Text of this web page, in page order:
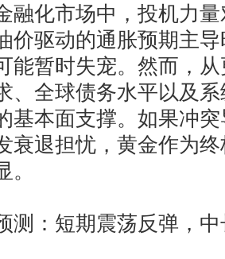
融化市场中，投机力
价驱动的通胀预期主
能暂时失宠。然而，
、全球债务水平以及
基本面支撑。如果冲
衰退担忧，黄金作为
：短期震荡反弹，中